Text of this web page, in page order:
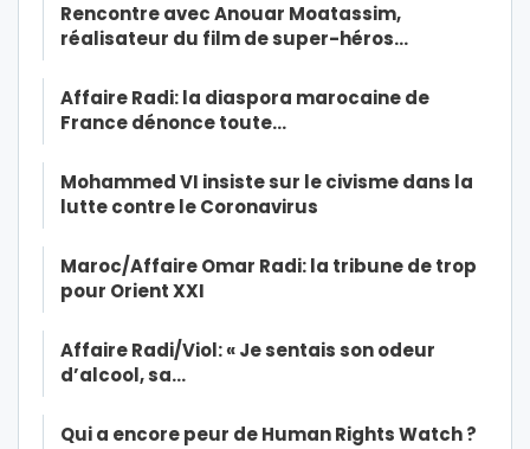
Rencontre avec Anouar Moatassim,
réalisateur du film de super-héros…
Affaire Radi: la diaspora marocaine de
France dénonce toute…
Mohammed VI insiste sur le civisme dans la
lutte contre le Coronavirus
Maroc/Affaire Omar Radi: la tribune de trop
pour Orient XXI
Affaire Radi/Viol: « Je sentais son odeur
d’alcool, sa…
Qui a encore peur de Human Rights Watch ?